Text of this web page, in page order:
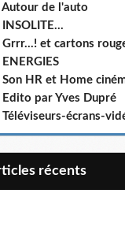
de l'auto
et cartons
HR et Home
par Yves Dupré
écrans-
récents